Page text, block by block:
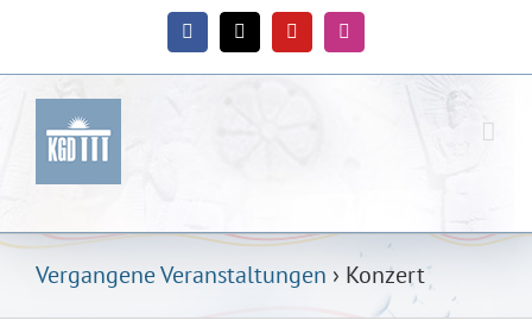
Facebook
X YouTubeInstagram
Vergangene Veranstaltungen › Konzert